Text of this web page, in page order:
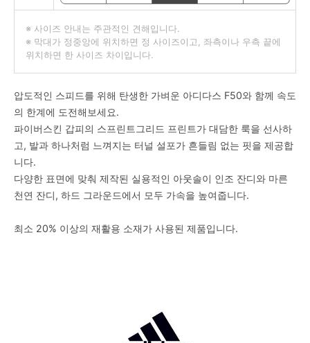
※ 사이즈 안내는 주관적인 견해입니다.
※ 막대가 정중앙에 위치하면 정 사이즈이고, 좌측이나 우측 끝에
위치하면 한 사이즈 차이입니다.
압도적인 스피드를 위해 탄생한 가벼운 아디다스 F50와 함께 속도
의 한계에 도전해보세요.
파이버스킨 갑피의 스프린트그리드 프린트가 대담한 룩을 선사하
고, 발과 하나처럼 느껴지는 터널 설포가 흔들림 없는 핏을 제공합
니다.
다양한 표면에 맞춰 제작된 실용적인 아웃솔이 인조 잔디와 마른
천연 잔디, 하드 그라운드에서 모두 가속을 높여줍니다.
최소 20% 이상의 재활용 소재가 사용된 제품입니다.